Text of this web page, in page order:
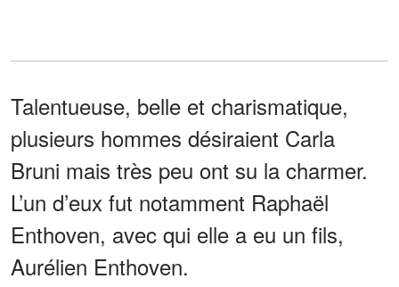
Talentueuse, belle et charismatique,
plusieurs hommes désiraient Carla
Bruni mais très peu ont su la charmer.
L’un d’eux fut notamment Raphaël
Enthoven, avec qui elle a eu un fils,
Aurélien Enthoven.